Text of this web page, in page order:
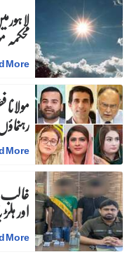
More
More
اور ہلڑ
More